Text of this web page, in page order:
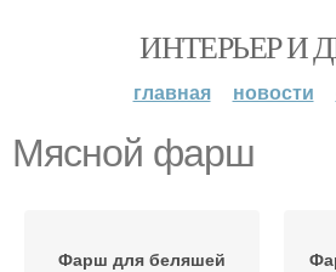
ИНТЕРЬЕР И
главная новости
Мясной фарш
Фарш для беляшей